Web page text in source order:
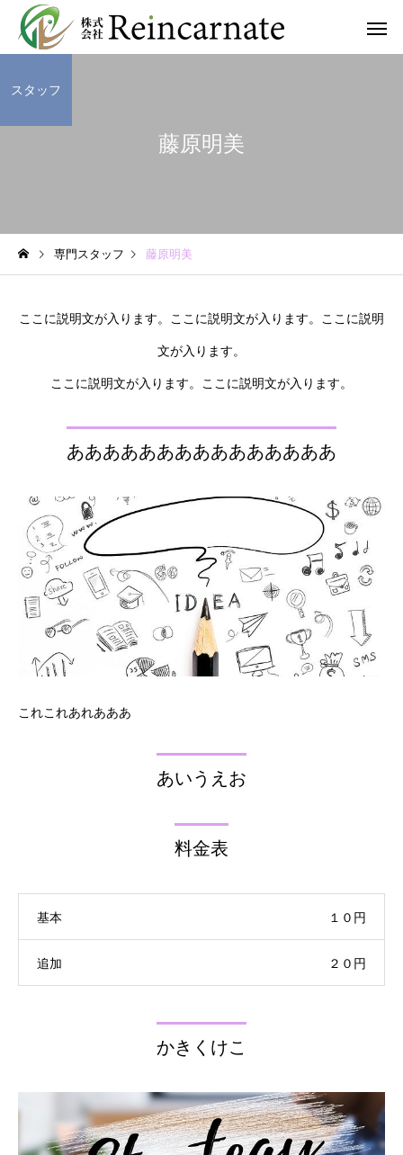
藤原明美
スタッフ
専門スタッフ 藤原明美
ここに説明文が入ります。ここに説明文が入ります。ここに説明
文が入ります。
ここに説明文が入ります。ここに説明文が入ります。
あああああああああああああああ
これこれあれあああ
あいうえお
料金表
基本 １０円
追加 ２０円
かきくけこ